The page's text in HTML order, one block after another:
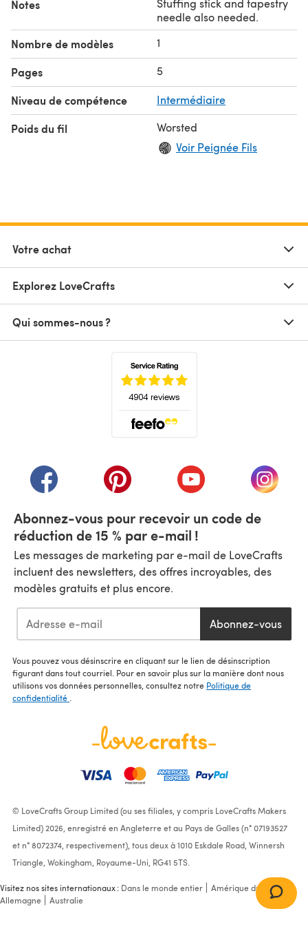
Notes
Stuffing stick and tapestry
needle also needed.
Nombre de modèles 1
Pages 5
Niveau de compétence Intermédiaire
Poids du fil
Worsted
Voir Peignée Fils
Votre achat
Explorez LoveCrafts
Qui sommes-nous ?
(s'ouvre dans un nouvel onglet)
(s'ouvre dans un nouvel onglet)
(s'ouvre dans un(s'ouvre
Abonnez-vous pour recevoir un code de
réduction de 15 % par e-mail !
Les messages de marketing par e-mail de LoveCrafts
incluent des newsletters, des offres incroyables, des
modèles gratuits et plus encore.
Abonnez-vous
Vous pouvez vous désinscrire en cliquant sur le lien de désinscription
figurant dans tout courriel. Pour en savoir plus sur la manière dont nous
utilisons vos données personnelles, consultez notre Politique de
confidentialité
© LoveCrafts Group Limited (ou ses filiales, y compris LoveCrafts Makers
Limited) 2026, enregistré en Angleterre et au Pays de Galles (n° 07193527
et n° 8072374, respectivement), tous deux à 1010 Eskdale Road, Winnersh
Triangle, Wokingham, Royaume-Uni, RG41 5TS.
Visitez nos sites internationaux : Dans le monde entier
Amérique du Nord
Allemagne
Australie